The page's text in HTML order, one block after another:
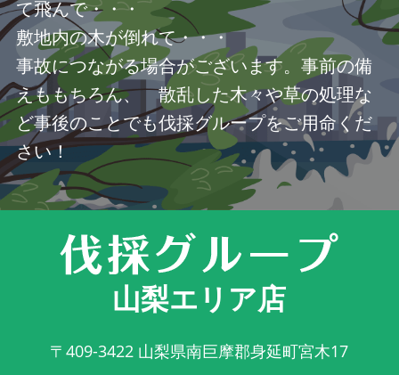
て飛んで・・・
敷地内の木が倒れて・・・
事故につながる場合がございます。事前の備
えももちろん、 散乱した木々や草の処理な
ど事後のことでも伐採グループをご用命くだ
さい！
山梨エリア店
〒409-3422 山梨県南巨摩郡身延町宮木17